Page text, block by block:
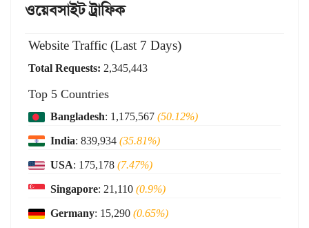
ওয়েবসাইট ট্রাফিক
Website Traffic (Last 7 Days)
Total Requests: 2,345,443
Top 5 Countries
Bangladesh: 1,175,567(50.12%)
India: 839,934(35.81%)
USA: 175,178(7.47%)
Singapore: 21,110(0.9%)
Germany: 15,290(0.65%)